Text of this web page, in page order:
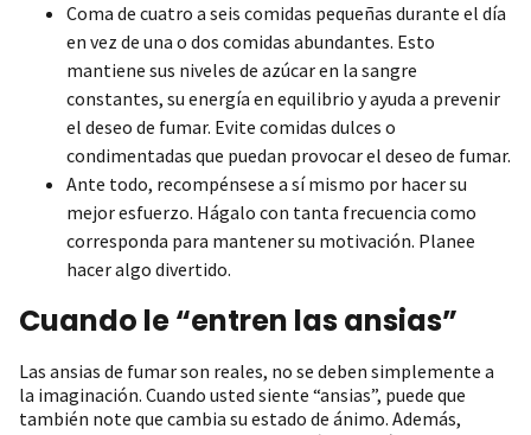
Coma de cuatro a seis comidas pequeñas durante el día
en vez de una o dos comidas abundantes. Esto
mantiene sus niveles de azúcar en la sangre
constantes, su energía en equilibrio y ayuda a prevenir
el deseo de fumar. Evite comidas dulces o
condimentadas que puedan provocar el deseo de fumar.
Ante todo, recompénsese a sí mismo por hacer su
mejor esfuerzo. Hágalo con tanta frecuencia como
corresponda para mantener su motivación. Planee
hacer algo divertido.
Cuando le “entren las ansias”
Las ansias de fumar son reales, no se deben simplemente a
la imaginación. Cuando usted siente “ansias”, puede que
también note que cambia su estado de ánimo. Además,